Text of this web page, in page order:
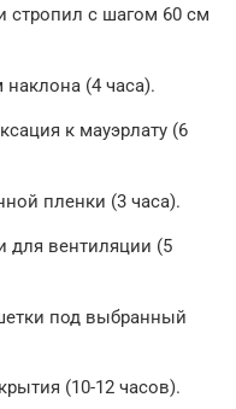
стропил с шагом 60 см
наклона (4 часа).
к мауэрлату (6
пленки (3 часа).
для вентиляции (5
под выбранный
(10-12 часов).